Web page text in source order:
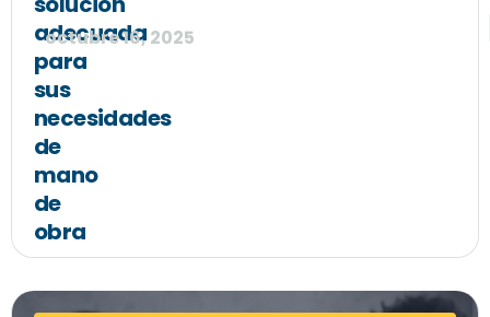
adecuada
para
sus
necesidades
de
mano
de
obra
octubre 16, 2025